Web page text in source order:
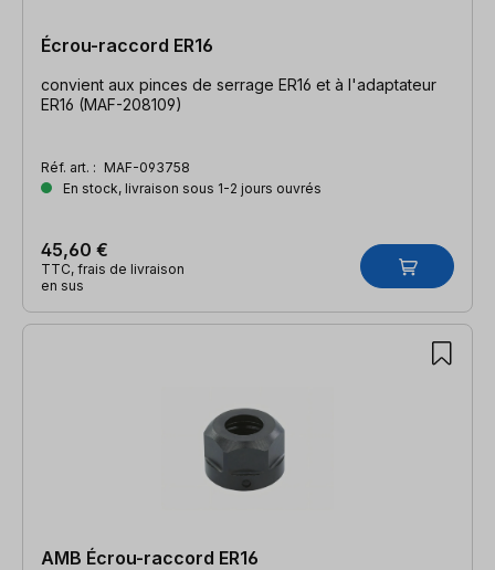
Écrou-raccord ER16
convient aux pinces de serrage ER16 et à l'adaptateur
ER16 (MAF-208109)
Réf. art. : MAF-093758
En stock, livraison sous 1-2 jours ouvrés
45,60 €
TTC, frais de livraison
en sus
AMB Écrou-raccord ER16